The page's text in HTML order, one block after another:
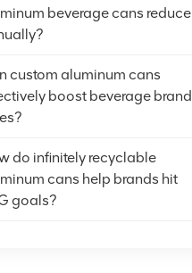
beverage cans reduce
custom aluminum cans
boost beverage brand
do infinitely recyclable
cans help brands hit
goals?